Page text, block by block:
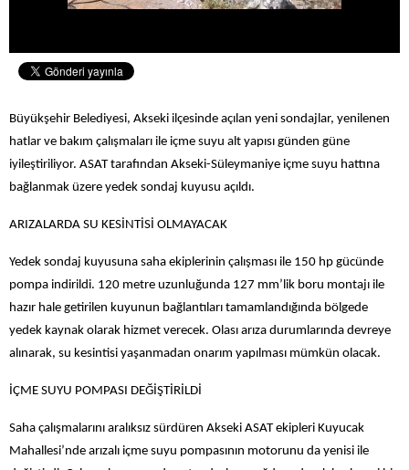
Büyükşehir Belediyesi, Akseki ilçesinde açılan yeni sondajlar, yenilenen
hatlar ve bakım çalışmaları ile içme suyu alt yapısı günden güne
iyileştiriliyor. ASAT tarafından Akseki-Süleymaniye içme suyu hattına
bağlanmak üzere yedek sondaj kuyusu açıldı.
ARIZALARDA SU KESİNTİSİ OLMAYACAK
Yedek sondaj kuyusuna saha ekiplerinin çalışması ile 150 hp gücünde
pompa indirildi. 120 metre uzunluğunda 127 mm’lik boru montajı ile
hazır hale getirilen kuyunun bağlantıları tamamlandığında bölgede
yedek kaynak olarak hizmet verecek. Olası arıza durumlarında devreye
alınarak, su kesintisi yaşanmadan onarım yapılması mümkün olacak.
İÇME SUYU POMPASI DEĞİŞTİRİLDİ
Saha çalışmalarını aralıksız sürdüren Akseki ASAT ekipleri Kuyucak
Mahallesi’nde arızalı içme suyu pompasının motorunu da yenisi ile